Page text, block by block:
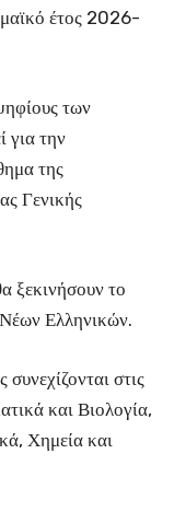
έτος 2026-
των
για την
της
Γενικής
ξεκινήσουν το
Ελληνικών.
στις
και Βιολογία,
Χημεία και